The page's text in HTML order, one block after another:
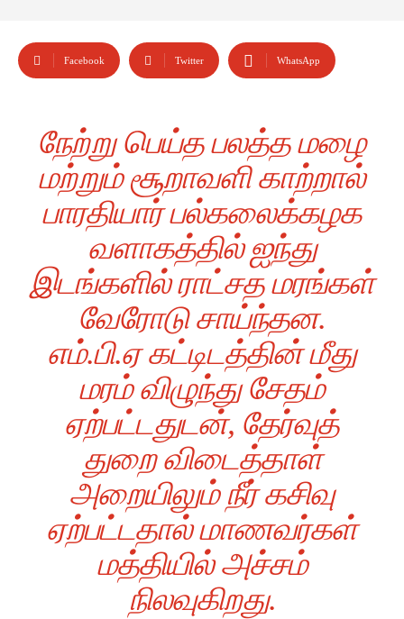
Facebook Twitter WhatsApp
நேற்று பெய்த பலத்த மழை
மற்றும் சூறாவளி காற்றால்
பாரதியார் பல்கலைக்கழக
வளாகத்தில் ஐந்து
இடங்களில் ராட்சத மரங்கள்
வேரோடு சாய்ந்தன.
எம்.பி.ஏ கட்டிடத்தின் மீது
மரம் விழுந்து சேதம்
ஏற்பட்டதுடன், தேர்வுத்
துறை விடைத்தாள்
அறையிலும் நீர் கசிவு
ஏற்பட்டதால் மாணவர்கள்
மத்தியில் அச்சம்
நிலவுகிறது.